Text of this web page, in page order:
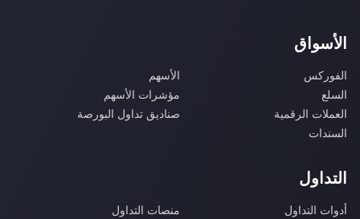
الأسواق
الفوركس
الأسهم
السلع
مؤشرات الأسهم
العملات الرقمية
صناديق تداول البورصة
السندات
التداول
أدوات التداول
منصات التداول